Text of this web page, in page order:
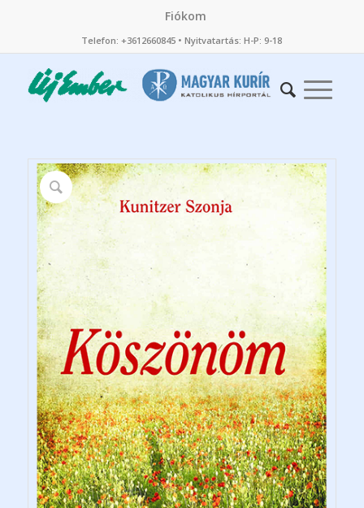
Fiókom
Telefon: +3612660845 • Nyitvatartás: H-P: 9-18